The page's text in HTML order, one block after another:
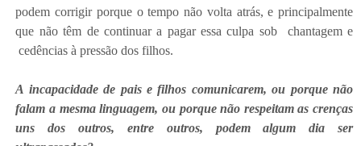
podem corrigir porque o tempo não volta atrás, e principalmente
que não têm de continuar a pagar essa culpa sob chantagem e
cedências à pressão dos filhos.
A incapacidade de pais e filhos comunicarem, ou porque não
falam a mesma linguagem, ou porque não respeitam as crenças
uns dos outros, entre outros, podem algum dia ser